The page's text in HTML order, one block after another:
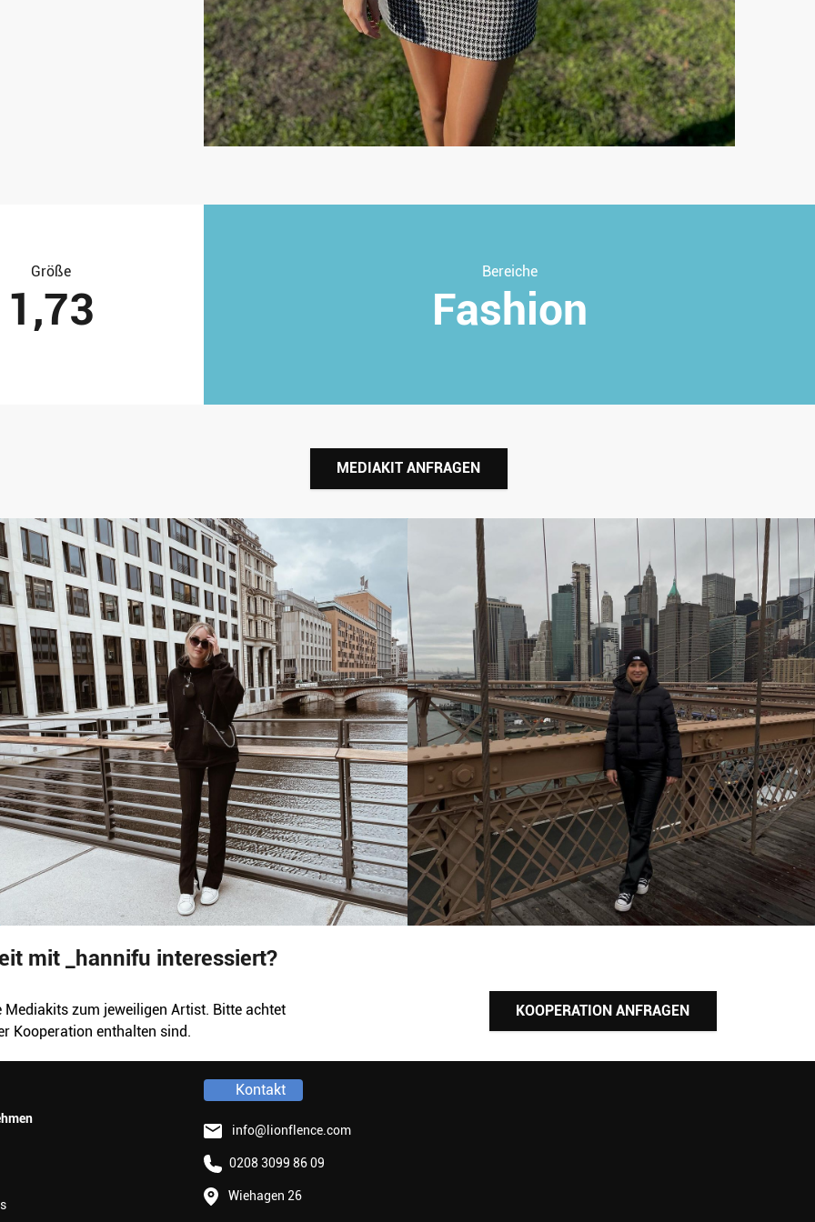
Größe
1,73
Bereiche
Fashion
MEDIAKIT ANFRAGEN
mit _hannifu interessiert?
zum jeweiligen Artist. Bitte achtet
Kooperation enthalten sind.
KOOPERATION ANFRAGEN
Kontakt
info@lionflence.com
0208 3099 86 09
Wiehagen 26